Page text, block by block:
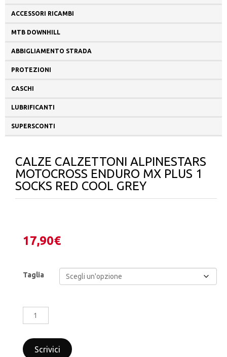
ACCESSORI RICAMBI
MTB DOWNHILL
ABBIGLIAMENTO STRADA
PROTEZIONI
CASCHI
LUBRIFICANTI
SUPERSCONTI
CALZE CALZETTONI ALPINESTARS
MOTOCROSS ENDURO MX PLUS 1
SOCKS RED COOL GREY
17,90€
Taglia
CALZE
MOTOCROSS
ENDURO
Scrivici